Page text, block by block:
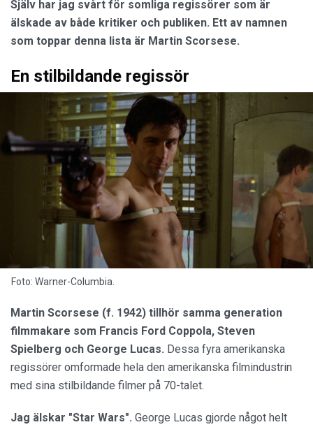
Själv har jag svårt för somliga regissörer som är
älskade av både kritiker och publiken. Ett av namnen
som toppar denna lista är Martin Scorsese.
En stilbildande regissör
Foto: Warner-Columbia.
Martin Scorsese (f. 1942) tillhör samma generation
filmmakare som Francis Ford Coppola, Steven
Spielberg och George Lucas. Dessa fyra amerikanska
regissörer omformade hela den amerikanska filmindustrin
med sina stilbildande filmer på 70-talet.
Jag älskar "Star Wars". George Lucas gjorde något helt